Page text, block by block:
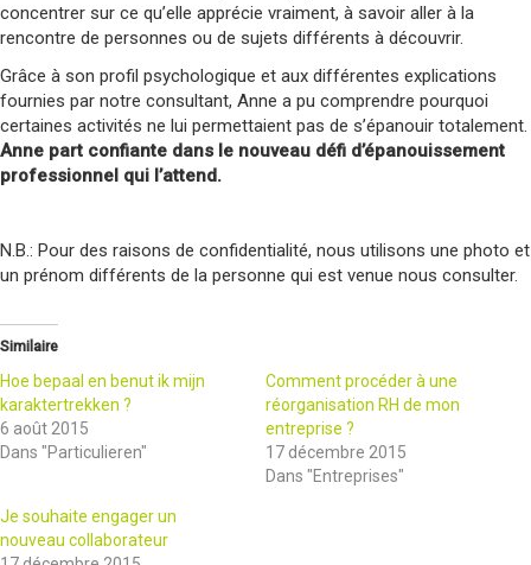
concentrer sur ce qu’elle apprécie vraiment, à savoir aller à la
rencontre de personnes ou de sujets différents à découvrir.
Grâce à son profil psychologique et aux différentes explications
fournies par notre consultant, Anne a pu comprendre pourquoi
certaines activités ne lui permettaient pas de s’épanouir totalement.
Anne part confiante dans le nouveau défi d’épanouissement
professionnel qui l’attend.
N.B.: Pour des raisons de confidentialité, nous utilisons une photo et
un prénom différents de la personne qui est venue nous consulter.
Similaire
Hoe bepaal en benut ik mijn
karaktertrekken ?
6 août 2015
Dans "Particulieren"
Comment procéder à une
réorganisation RH de mon
entreprise ?
17 décembre 2015
Dans "Entreprises"
Je souhaite engager un
nouveau collaborateur